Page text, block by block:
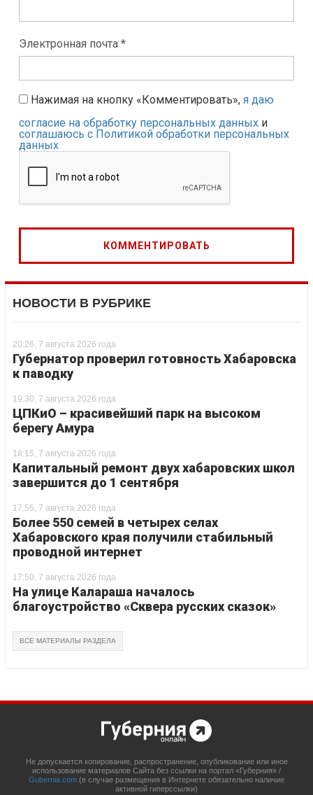
Электронная почта *
Нажимая на кнопку «Комментировать», я даю
согласие на обработку персональных данных и
соглашаюсь с Политикой обработки персональных
данных
НОВОСТИ В РУБРИКЕ
20:26, 7 августа 2026 года
Губернатор проверил готовность Хабаровска
к паводку
19:30, 7 августа 2026 года
ЦПКиО – красивейший парк на высоком
берегу Амура
18:15, 7 августа 2026 года
Капитальный ремонт двух хабаровских школ
завершится до 1 сентября
17:55, 7 августа 2026 года
Более 550 семей в четырех селах
Хабаровского края получили стабильный
проводной интернет
17:50, 7 августа 2026 года
На улице Калараша началось
благоустройство «Сквера русских сказок»
ВСЕ МАТЕРИАЛЫ РАЗДЕЛА
Не допускается копирование, распространение, опубликование или иное
использование материалов Сайта без ссылки на портал «Губерния» /
Gubernia.com (в случае размещения в Интернете обязательно наличие
активной гиперссылки)